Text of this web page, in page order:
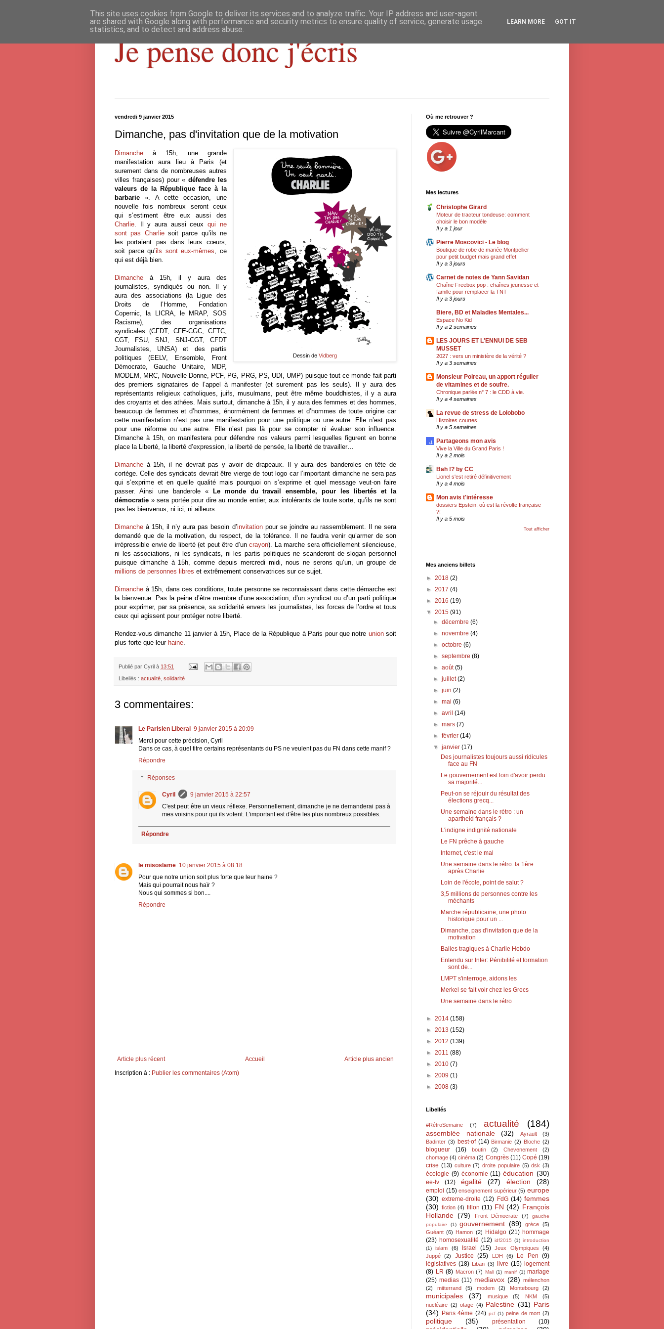
Je pense donc j'écris
vendredi 9 janvier 2015
Dimanche, pas d'invitation que de la motivation
Dessin de Vidberg
Dimancheà 15h, une grande
manifestation aura lieu à Paris (et
surement dans de nombreuses autres
villes françaises) pour «défendre les
valeurs de la République face à la
barbarie ». A cette occasion, une
nouvelle fois nombreux seront ceux
qui s’estiment être eux aussi des
Charlie . Il y aura aussi ceuxqui ne
sont pas Charliesoit parce qu’ils ne
les portaient pas dans leurs cœurs,
soit parce qu’ils sont eux-mêmes , ce
qui est déjà bien.
Dimanche à 15h, il y aura des
journalistes, syndiqués ou non. Il y
aura des associations (la Ligue des
Droits de l’Homme, Fondation
Copernic, la LICRA, le MRAP, SOS
Racisme), des organisations
syndicales (CFDT, CFE-CGC, CFTC,
CGT, FSU, SNJ, SNJ-CGT, CFDT
Journalistes, UNSA) et des partis
politiques (EELV, Ensemble, Front
Démocrate, Gauche Unitaire, MDP,
MODEM, MRC, Nouvelle Donne, PCF, PG, PRG, PS, UDI, UMP) puisque tout ce monde fait parti
des premiers signataires de l’appel à manifester (et surement pas les seuls). Il y aura des
représentants religieux catholiques, juifs, musulmans, peut être même bouddhistes, il y a aura
des croyants et des athées. Mais surtout, dimanche à 15h, il y aura des femmes et des hommes,
beaucoup de femmes et d’hommes, énormément de femmes et d’hommes de toute origine car
cette manifestation n’est pas une manifestation pour une politique ou une autre. Elle n’est pas
pour une réforme ou une autre. Elle n’est pas là pour se compter ni évaluer son influence.
Dimanche à 15h, on manifestera pour défendre nos valeurs parmi lesquelles figurent en bonne
place la Liberté, la liberté d’expression, la liberté de pensée, la liberté de travailler…
Dimanche à 15h, il ne devrait pas y avoir de drapeaux. Il y aura des banderoles en tête de
cortège. Celle des syndicats devrait être vierge de tout logo car l’important dimanche ne sera pas
qui s’exprime et en quelle qualité mais pourquoi on s’exprime et quel message veut-on faire
passer. Ainsi une banderole « Le monde du travail ensemble, pour les libertés et la
démocratie » sera portée pour dire au monde entier, aux intolérants de toute sorte, qu’ils ne sont
pas les bienvenus, ni ici, ni ailleurs.
Dimancheà 15h, il n’y aura pas besoin d’invitation pour se joindre au rassemblement. Il ne sera
demandé que de la motivation, du respect, de la tolérance. Il ne faudra venir qu’armer de son
irrépressible envie de liberté (et peut être d’uncrayon). La marche sera officiellement silencieuse,
ni les associations, ni les syndicats, ni les partis politiques ne scanderont de slogan personnel
puisque dimanche à 15h, comme depuis mercredi midi, nous ne serons qu’un, un groupe de
millions de personnes libres et extrêmement conservatrices sur ce sujet.
Dimanche à 15h, dans ces conditions, toute personne se reconnaissant dans cette démarche est
la bienvenue. Pas la peine d’être membre d’une association, d’un syndicat ou d’un parti politique
pour exprimer, par sa présence, sa solidarité envers les journalistes, les forces de l’ordre et tous
ceux qui agissent pour protéger notre liberté.
Rendez-vous dimanche 11 janvier à 15h, Place de la République à Paris pour que notre union soit
plus forte que leur haine
Publié par Cyril à 13:51
Libellés : actualité solidarité
3 commentaires:
Le Parisien Liberal
9 janvier 2015 à 20:09
Merci pour cette précision, Cyril
Dans ce cas, à quel titre certains représentants du PS ne veulent pas du FN dans cette manif ?
Répondre
Réponses
Cyril
9 janvier 2015 à 22:57
C'est peut être un vieux réflexe. Personnellement, dimanche je ne demanderai pas à
mes voisins pour qui ils votent. L'important est d'être les plus nombreux possibles.
Répondre
le misoslame 10 janvier 2015 à 08:18
Pour que notre union soit plus forte que leur haine ?
Mais qui pourrait nous haïr ?
Nous qui sommes si bon....
Répondre
Article plus récent Article plus ancien
Accueil
Inscription à : Publier les commentaires (Atom)
Où me retrouver ?
Mes lectures
Christophe Girard
Moteur de tracteur tondeuse: comment
choisir le bon modèle
Il y a 1 jour
Pierre Moscovici - Le blog
Boutique de robe de mariée Montpellier
pour petit budget mais grand effet
Il y a 3 jours
Carnet de notes de Yann Savidan
Chaîne Freebox pop : chaînes jeunesse et
famille pour remplacer la TNT
Il y a 3 jours
Biere, BD et Maladies Mentales...
Espace No Kid
Il y a 2 semaines
LES JOURS ET L'ENNUI DE SEB
MUSSET
2027 : vers un ministère de la vérité ?
Il y a 3 semaines
Monsieur Poireau, un apport régulier
de vitamines et de soufre.
Chronique parlée n° 7 : le CDD à vie.
Il y a 4 semaines
La revue de stress de Lolobobo
Histoires courtes
Il y a 5 semaines
Partageons mon avis
Vive la Ville du Grand Paris !
Il y a 2 mois
Bah !? by CC
Lionel s'est retiré définitivement
Il y a 4 mois
Mon avis t'intéresse
dossiers Epstein, où est la révolte française
?!
Il y a 5 mois
Tout afficher
Mes anciens billets
► 2018 (2)
► 2017 (4)
► 2016 (19)
▼ 2015 (91)
►décembre(6)
►novembre(4)
►octobre(6)
►septembre(8)
►août(5)
►juillet(2)
►juin(2)
►mai(6)
►avril(14)
►mars(7)
►février(14)
▼janvier(17)
Des journalistes toujours aussi ridicules
face au FN
Le gouvernement est loin d'avoir perdu
sa majorité...
Peut-on se réjouir du résultat des
élections grecq...
Une semaine dans le rétro : un
apartheid français ?
L'indigne indignité nationale
Le FN prêche à gauche
Internet, c'est le mal
Une semaine dans le rétro: la 1ère
après Charlie
Loin de l'école, point de salut ?
3,5 millions de personnes contre les
méchants
Marche républicaine, une photo
historique pour un ...
Dimanche, pas d'invitation que de la
motivation
Balles tragiques à Charlie Hebdo
Entendu sur Inter: Pénibilité et formation
sont de...
LMPT s'interroge, aidons les
Merkel se fait voir chez les Grecs
Une semaine dans le rétro
► 2014 (158)
► 2013 (152)
► 2012 (139)
► 2011 (88)
► 2010 (7)
► 2009 (1)
► 2008 (3)
Libellés
#RétroSemaine (7) actualité (184)
assemblée nationale (32) Ayrault
(3)
Badinter (3) best-of (14) Birmanie (2) Bloche (2)
blogueur (16) boutin (2) Chevenement
(2)
chomage (4) cinéma (2) Congrès (11) Copé (19)
crise (13) culture (7) droite populaire (5) dsk (3)
écologie (9) économie (11) éducation (30)
ee-lv (12) égalité (27) élection (28)
emploi (15) enseignement supérieur (5) europe
(30) extreme-droite (12) FdG (14) femmes
(30) fiction (4) fillon (11) FN (42) François
Hollande (79) Front Démocrate (7)
gauche
populaire
(1) gouvernement (89) grèce (5)
Guéant (6) Hamon (2) Hidalgo (21) hommage
(23) homosexualité (12) idf2015 (1) introduction
(1)
islam (6) Israel (15) Jeux Olympiques
(4)
Juppé
(2) Justice (25) LDH (6) Le Pen (9)
législatives (18) Liban (3) livre (15) logement
(8) LR (8) Macron (7) Mali (1) manif (1) mariage
(25) medias (11) mediavox (28) mélenchon
(2)
mitterrand (5) modem (2) Montebourg (2)
municipales (37) musique (5) NKM
(5)
nucléaire (2) otage (4) Palestine (31) Paris
(34)
Paris 4ème (24) pcf (1) peine de mort (2)
politique (35) présentation (10)
This site uses cookies from Google to deliver its services and to analyze traffic. Your IP address and user-agent
are shared with Google along with performance and security metrics to ensure quality of service, generate usage
statistics, and to detect and address abuse.
LEARN MORE GOT IT